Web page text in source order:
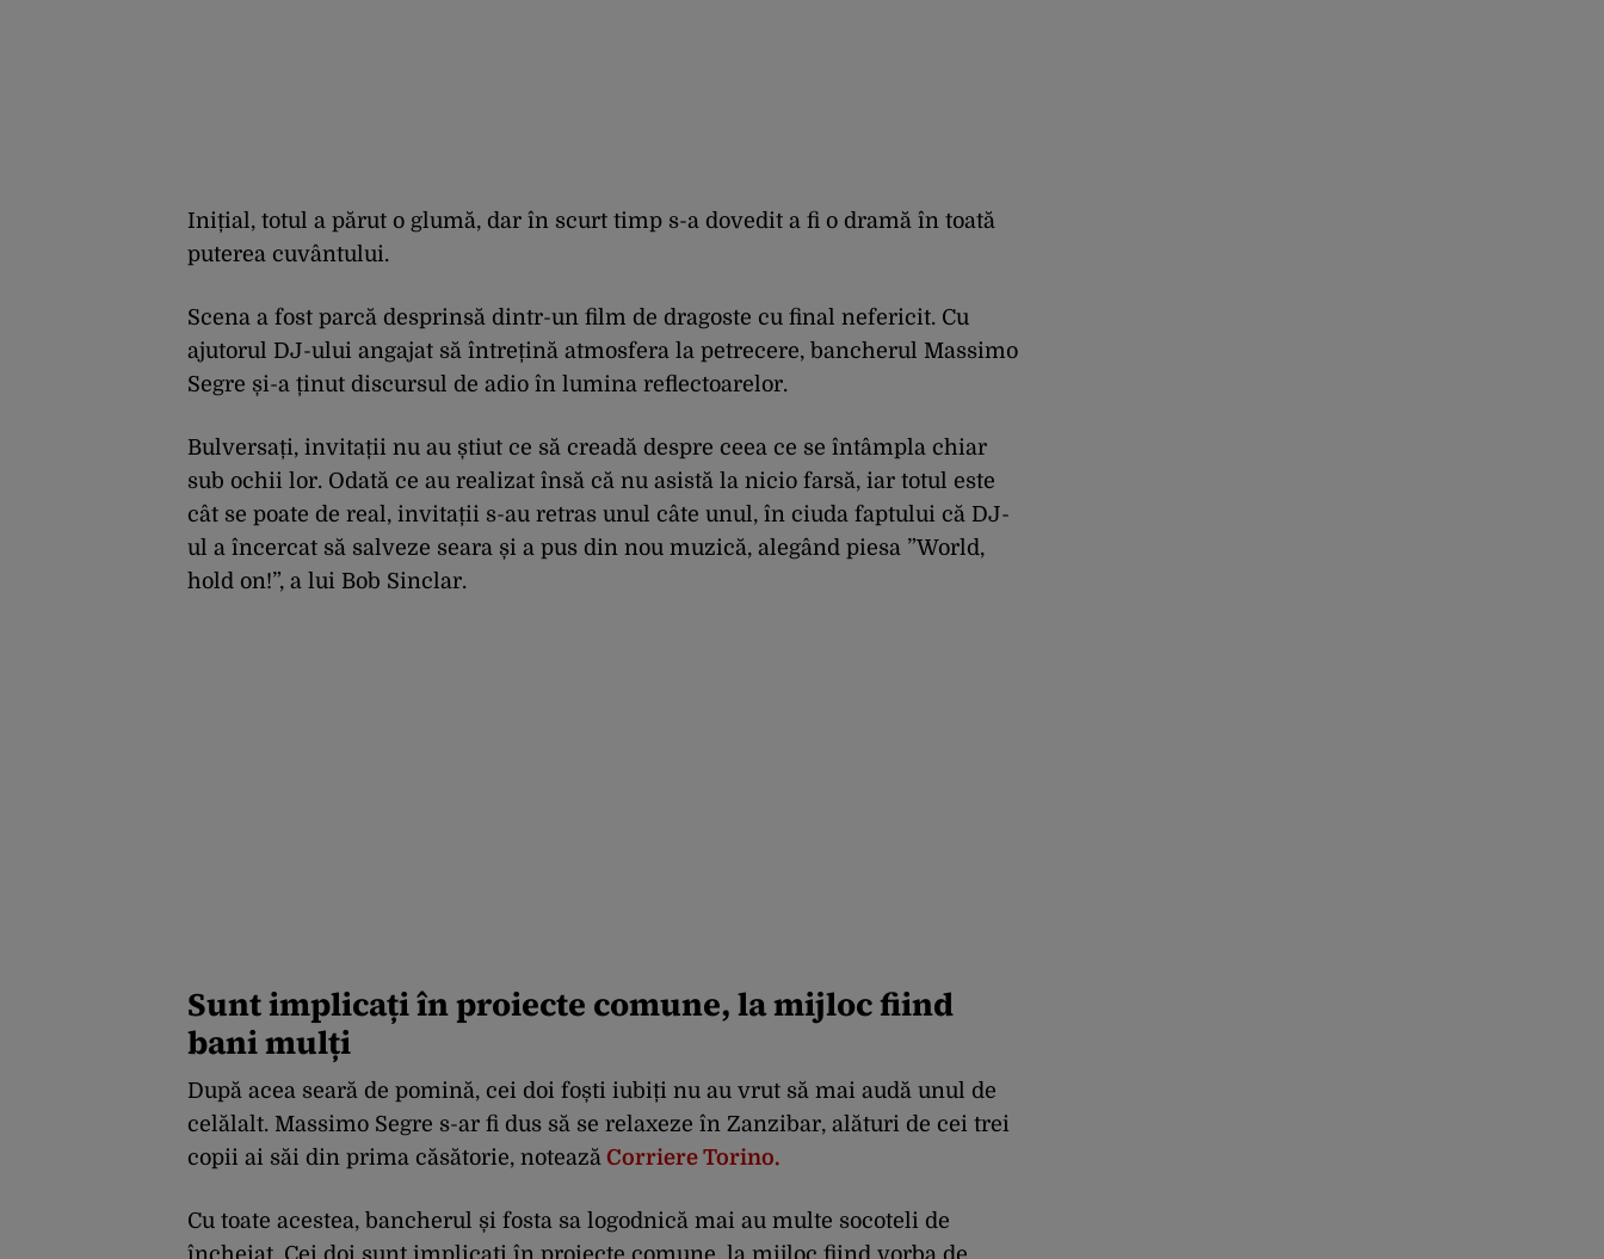
Inițial, totul a părut o glumă, dar în scurt timp s-a dovedit a fi o dramă în toată
puterea cuvântului.
Scena a fost parcă desprinsă dintr-un film de dragoste cu final nefericit. Cu
ajutorul DJ-ului angajat să întrețină atmosfera la petrecere, bancherul Massimo
Segre și-a ținut discursul de adio în lumina reflectoarelor.
Bulversați, invitații nu au știut ce să creadă despre ceea ce se întâmpla chiar
sub ochii lor. Odată ce au realizat însă că nu asistă la nicio farsă, iar totul este
cât se poate de real, invitații s-au retras unul câte unul, în ciuda faptului că DJ-
ul a încercat să salveze seara și a pus din nou muzică, alegând piesa ”World,
hold on!”, a lui Bob Sinclar.
Sunt implicați în proiecte comune, la mijloc fiind
bani mulți
După acea seară de pomină, cei doi foști iubiți nu au vrut să mai audă unul de
celălalt. Massimo Segre s-ar fi dus să se relaxeze în Zanzibar, alături de cei trei
copii ai săi din prima căsătorie, notează Corriere Torino.
Cu toate acestea, bancherul și fosta sa logodnică mai au multe socoteli de